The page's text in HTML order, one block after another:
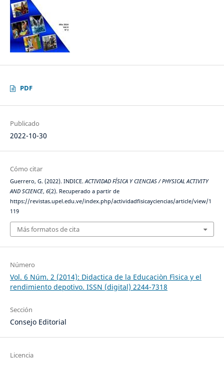
PDF
Publicado
2022-10-30
Cómo citar
Guerrero, G. (2022). INDICE.ACTIVIDAD FÍSICA Y CIENCIAS / PHYSICAL ACTIVITY
AND SCIENCE, 6(2). Recuperado a partir de
https://revistas.upel.edu.ve/index.php/actividadfisicayciencias/article/view/1
119
Más formatos de cita
Número
Vol. 6 Núm. 2 (2014): Didactica de la Educaciòn Fìsica y el
rendimiento depotivo. ISSN (digital) 2244-7318
Sección
Consejo Editorial
Licencia